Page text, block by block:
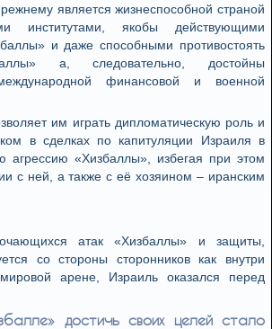
является жизнеспособной страной
институтами, якобы действующими
и даже способными противостоять
а, следовательно, достойны
финансовой и военной
им играть дипломатическую роль и
в сделках по капитуляции Израиля в
агрессию «Хизбаллы», избегая при этом
с ней, а также с её хозяином – иранским
атак «Хизбаллы» и защиты,
со стороны сторонников как внутри
арене, Израиль оказался перед
достичь своих целей стало